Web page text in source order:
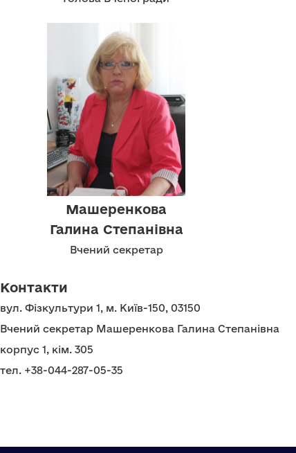
Машеренкова
Галина Степанівна
Вчений секретар
Контакти
вул. Фізкультури 1, м. Київ-150, 03150
Вчений секретар Машеренкова Галина Степанівна
корпус 1, кім. 305
тел. +38-044-287-05-35